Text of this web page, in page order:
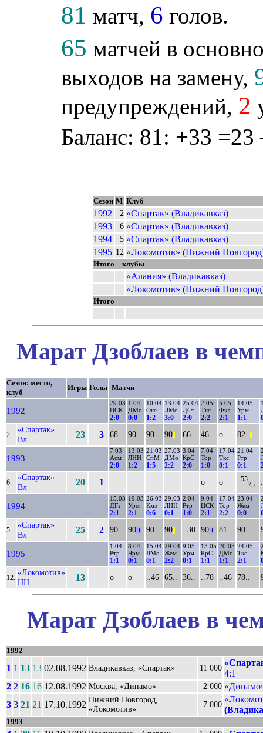
81 матч, 6 голов.
65 матчей в
выходов на замену,
предупреждений, 2
Баланс: 81: +33 =23
Сезон М Клуб
1992 2 «Спартак» (Владикавказ)
1993
6 «Спартак» (Владикавказ)
1994
5 «Спартак» (Владикавказ)
1995 12 «Локомотив» (Нижний
Итого – клубы
«Алания» (Владикавказ)
«Локомотив» (Нижний
Итого
Марат Дзоблаев в
Сезон: место,
клуб
Игры Голы Матчи
1992
29.03
ЦСК
2:0
1.04
ДМо
0:0
10.04
Оке
1:2
13.04
ЛМо
3:0
25.04
ДСт
2:0
2.05
Ткс
2:2
5.05
Фкл
2:1
14.05
Урм
1:1
2.
«Спартак»
Вл
23 3 68.. 90 90 90 66.. 46.. о 82..
1993
7.03
Асм
2:0
13.03
ЛНН
1:2
21.03
СпМ
1:5
27.03
ДМо
2:2
3.04
КрС
2:0
7.04
Тор
1:0
17.04
Ткс
0:1
21.04
Ртр
0:1
6.
«Спартак»
Вл
20 1 о о ..55
75..
1994
15.03
ДГз
2:1
19.03
Урм
2:1
26.03
Кмз
0:6
29.03
ЛНН
0:1
2.04
Ртр
1:0
9.04
ЦСК
2:1
17.04
Тор
2:2
23.04
Жем
0:0
5.
«Спартак»
Вл
25 2 90 90 1 90 90 ..30 90 1 81.. 90
1995
1.04
Ртр
1:1
8.04
Чрм
0:1
15.04
ЛМо
0:1
29.04
Жем
2:2
9.05
Урм
0:1
13.05
КрС
1:1
20.05
ДМо
1:1
24.05
Ткс
2:1
12.
«Локомотив»
НН
13 о о ..46 65.. 36.. ..78 ..46 78..
Марат Дзоблаев в
1992
1 1 13 13 02.08.1992 Владикавказ, «Спартак» 11 000
4:1
2 2 16 16 12.08.1992 Москва, «Динамо» 2 000
3 3 21 21 17.10.1992 Нижний Новгород,
«Локомотив»
7 000
1993